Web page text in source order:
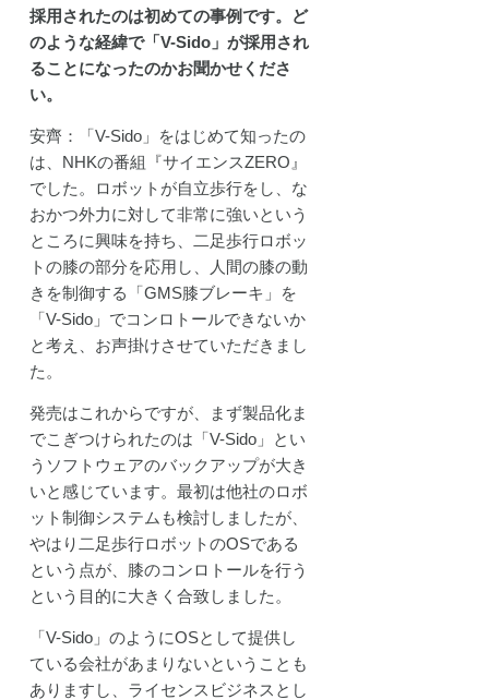
採用されたのは初めての事例です。ど
のような経緯で「V-Sido」が採用され
ることになったのかお聞かせくださ
い。
安齊：「V-Sido」をはじめて知ったの
は、NHKの番組『サイエンスZERO』
でした。ロボットが自立歩行をし、な
おかつ外力に対して非常に強いという
ところに興味を持ち、二足歩行ロボッ
トの膝の部分を応用し、人間の膝の動
きを制御する「GMS膝ブレーキ」を
「V-Sido」でコンロトールできないか
と考え、お声掛けさせていただきまし
た。
発売はこれからですが、まず製品化ま
でこぎつけられたのは「V-Sido」とい
うソフトウェアのバックアップが大き
いと感じています。最初は他社のロボ
ット制御システムも検討しましたが、
やはり二足歩行ロボットのOSである
という点が、膝のコンロトールを行う
という目的に大きく合致しました。
「V-Sido」のようにOSとして提供し
ている会社があまりないということも
ありますし、ライセンスビジネスとし